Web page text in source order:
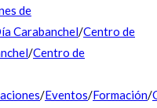
de
Carabanchel/Centro de
/Centro de
/Eventos/Formación/